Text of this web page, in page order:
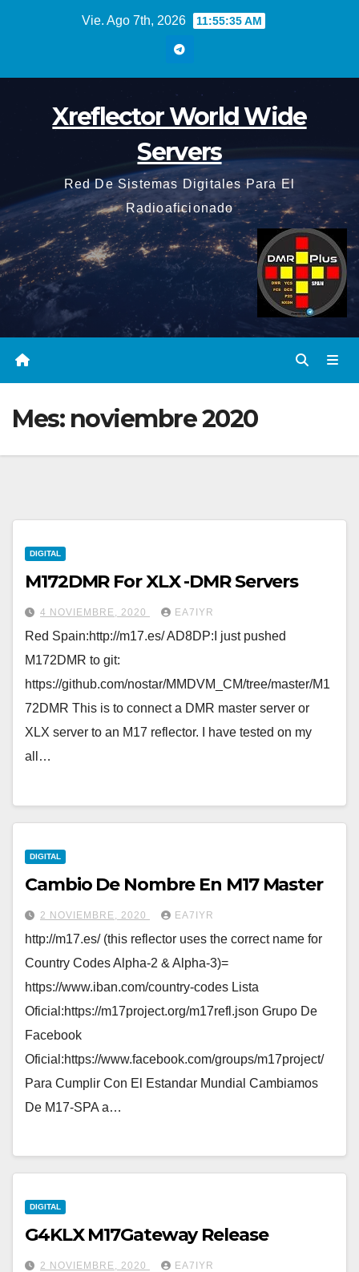
Vie. Ago 7th, 2026 11:55:36 AM
Xreflector World Wide
Servers
Red De Sistemas Digitales Para El
Radioaficionado
Mes: noviembre 2020
DIGITAL
M172DMR For XLX -DMR Servers
4 NOVIEMBRE, 2020 EA7IYR
Red Spain:http://m17.es/ AD8DP:I just pushed
M172DMR to git:
https://github.com/nostar/MMDVM_CM/tree/master/M1
72DMR This is to connect a DMR master server or
XLX server to an M17 reflector. I have tested on my
all…
DIGITAL
Cambio De Nombre En M17 Master
2 NOVIEMBRE, 2020 EA7IYR
http://m17.es/ (this reflector uses the correct name for
Country Codes Alpha-2 & Alpha-3)=
https://www.iban.com/country-codes Lista
Oficial:https://m17project.org/m17refl.json Grupo De
Facebook
Oficial:https://www.facebook.com/groups/m17project/
Para Cumplir Con El Estandar Mundial Cambiamos
De M17-SPA a…
DIGITAL
G4KLX M17Gateway Release
2 NOVIEMBRE, 2020 EA7IYR